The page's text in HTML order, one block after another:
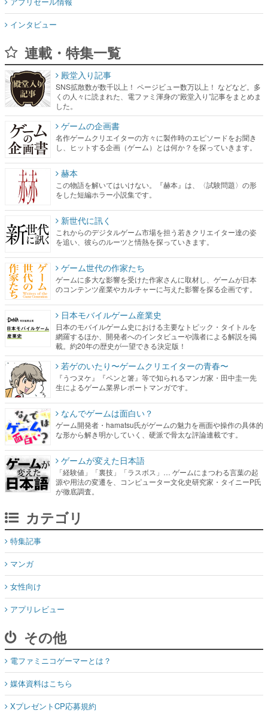
インタビュー
連載・特集一覧
殿堂入り記事
SNS拡散数が数千以上！ ページビュー数万以上！ などなど。多
くの人々に読まれた、電ファミ渾身の“殿堂入り”記事をまとめま
した。
ゲームの企画書
名作ゲームクリエイターの方々に製作時のエピソードをお聞き
し、ヒットする企画（ゲーム）とは何か？を探っていきます。
赫本
この物語を解いてはいけない。『赫本』は、〈試験問題〉の形
をした短編ホラー小説集です。
新世代に訊く
これからのデジタルゲーム市場を担う若きクリエイター達の姿
を追い、彼らのルーツと情熱を探っていきます。
ゲーム世代の作家たち
ゲームに多大な影響を受けた作家さんに取材し、ゲームが日本
のコンテンツ産業やカルチャーに与えた影響を探る企画です。
日本モバイルゲーム産業史
日本のモバイルゲーム史における主要なトピック・タイトルを
網羅するほか、開発者へのインタビューや識者による解説を掲
載。約20年の歴史が一望できる決定版！
若ゲのいたり〜ゲームクリエイターの青春〜
『うつヌケ』『ペンと箸』等で知られるマンガ家・田中圭一先
生によるゲーム業界レポートマンガです。
なんでゲームは面白い？
ゲーム開発者・hamatsu氏がゲームの魅力を画面や操作の具体的
な形から解き明かしていく、硬派で骨太な評論連載です。
ゲームが変えた日本語
「経験値」「裏技」「ラスボス」… ゲームにまつわる言葉の起
源や用法の変遷を、コンピューター文化史研究家・タイニーP氏
が徹底調査。
カテゴリ
特集記事
マンガ
女性向け
アプリレビュー
その他
電ファミニコゲーマーとは？
媒体資料はこちら
XプレゼントCP応募規約